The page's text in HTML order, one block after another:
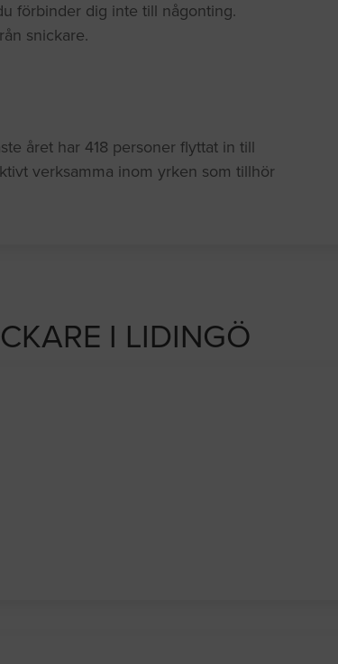
förbinder dig inte till någonting.
snickare.
året har 418 personer flyttat in till
verksamma inom yrken som tillhör
I LIDINGÖ